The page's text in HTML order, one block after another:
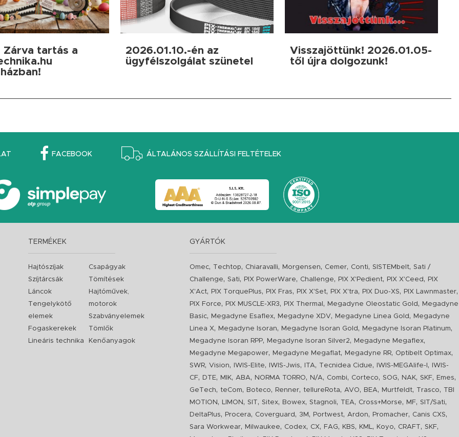
Zárva tartás a
2026.01.10.-én az
ügyfélszolgálat szünetel
Visszajöttünk! 2026.01.05-
től újra dolgozunk!
FACEBOOK ÁLTALÁNOS SZÁLLÍTÁSI FELTÉTELEK
TERMÉKEK
Hajtószíjak
Szíjtárcsák
Láncok
Tengelykötő
elemek
Fogaskerekek
Lineáris technika
Csapágyak
Tömítések
Hajtóművek,
motorok
Szabványelemek
Tömlők
Kenőanyagok
GYÁRTÓK
Omec, Techtop, Chiaravalli, Morgensen, Cemer, Conti,SISTEMbelt,Sati /
Challenge,Sati, PIX PowerWare, Challenge, PIX X'Pedient, PIX X'Ceed ,
PIX
X'Act, PIX TorquePlus, PIX Fras, PIX X'Set, PIX X'tra, PIX Duo-XS, PIX Lawnmaster,
PIX Force, PIX MUSCLE-XR3, PIX Thermal , Megadyne Oleostatic Gold ,
Megadyne
Basic, Megadyne Esaflex, Megadyne XDV, Megadyne Linea Gold ,
Megadyne
Linea X, Megadyne Isoran, Megadyne Isoran Gold , Megadyne Isoran Platinum,
Megadyne Isoran RPP, Megadyne Isoran Silver2, Megadyne Megaflex,
Megadyne Megapower, Megadyne Megaflat, Megadyne RR, Optibelt Optimax,
SWR,Vision, IWIS-Elite, IWIS-Jwis, ITA, Tecnidea Cidue, IWIS-MEGAlife-I ,
IWIS-
CF, DTE, MIK, ABA, NORMA TORRO, N/A, Combi, Corteco,SOG, NAK,SKF, Emes,
GeTech, teCom, Boteco, Renner, tellureRota, AVO, BEA, Murtfeldt, Trasco, TBI
MOTION , LIMON ,SIT,Sitex, Bowex,Stagnoli, TEA, Cross+Morse, MF,SIT/Sati,
DeltaPlus, Procera, Coverguard , 3M , Portwest, Ardon, Promacher, Canis CXS,
Sara Workwear, Milwaukee, Codex, CX, FAG, KBS, KML, Koyo, CRAFT,SKF,